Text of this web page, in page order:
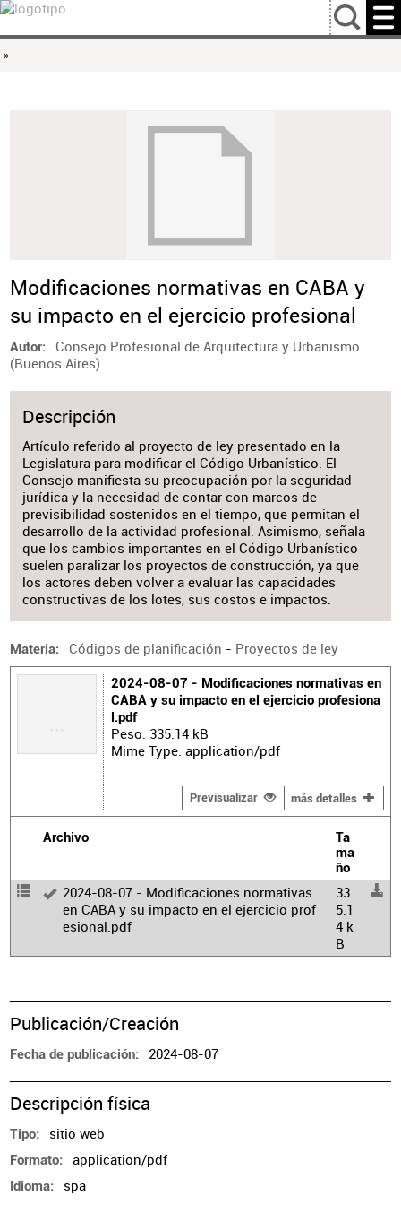
…
»
Modificaciones normativas en CABA y
su impacto en el ejercicio profesional
Autor
Consejo Profesional de Arquitectura y Urbanismo
(Buenos Aires)
Descripción
Artículo referido al proyecto de ley presentado en la
Legislatura para modificar el Código Urbanístico. El
Consejo manifiesta su preocupación por la seguridad
jurídica y la necesidad de contar con marcos de
previsibilidad sostenidos en el tiempo, que permitan el
desarrollo de la actividad profesional. Asimismo, señala
que los cambios importantes en el Código Urbanístico
suelen paralizar los proyectos de construcción, ya que
los actores deben volver a evaluar las capacidades
constructivas de los lotes, sus costos e impactos.
Materia Códigos de planificación - Proyectos de ley
2024-08-07 - Modificaciones normativas en
CABA y su impacto en el ejercicio profesiona
l.pdf
Peso: 335.14 kB
Mime Type: application/pdf
Previsualizar más detalles
Archivo
Ta
ma
ño
2024-08-07 - Modificaciones normativas
en CABA y su impacto en el ejercicio prof
esional.pdf
33
5.1
4 k
B
Publicación/Creación
Fecha de publicación 2024-08-07
Descripción física
Tipo sitio web
Formato application/pdf
Idioma spa